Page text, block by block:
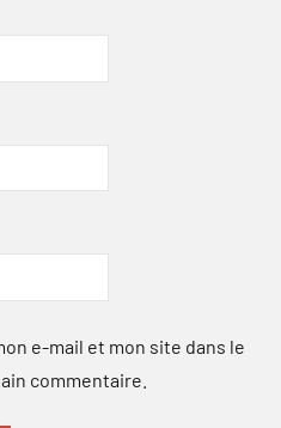
e-mail et mon site dans le
commentaire.